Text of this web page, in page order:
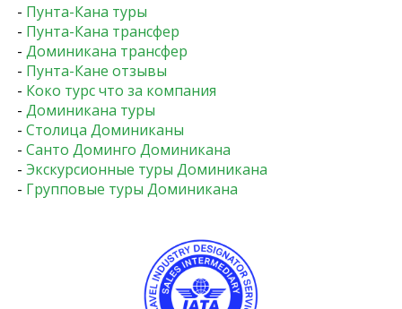
- Пунта-Кана туры
- Пунта-Кана трансфер
- Доминикана трансфер
- Пунта-Кане отзывы
- Коко турс что за компания
- Доминикана туры
- Столица Доминиканы
- Санто Доминго Доминикана
- Экскурсионные туры Доминикана
- Групповые туры Доминикана